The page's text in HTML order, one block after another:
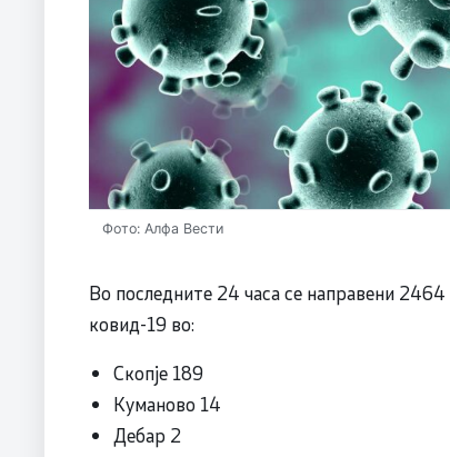
Фото: Алфа Вести
Во последните 24 часа се направени
ковид-19 во:
Скопје 189
Куманово 14
Дебар 2